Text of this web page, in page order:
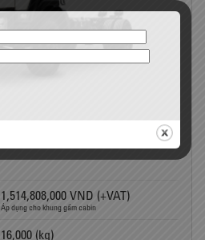
1,514,808,000 VND (+VAT)
Áp dụng cho khung gầm cabin
16,000 (kg)